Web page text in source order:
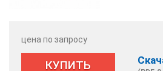
цена по запросу
КУПИТЬ